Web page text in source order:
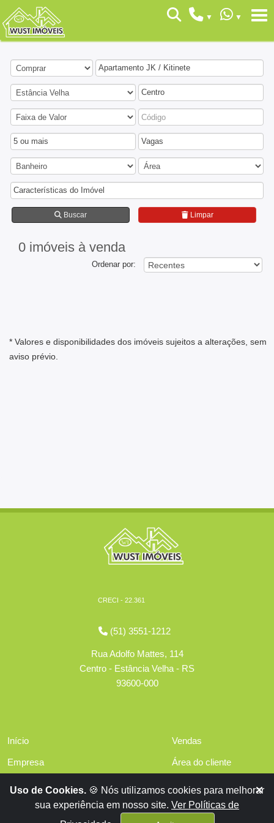
Apartamento JK / Kitinete
Centro
5 ou mais Vagas
Características do Imóvel
Buscar Limpar
0 imóveis à venda
Ordenar por:
* Valores e disponibilidades dos imóveis sujeitos a alterações, sem
aviso prévio.
CRECI - 22.361
(51) 3551-1212
Rua Adolfo Mattes, 114
Centro - Estância Velha - RS
93600-000
Início
Empresa
Financiamentos
Vendas
Área do cliente
Contato
Uso de Cookies. 🍪 Nós utilizamos cookies para melhorar
sua experiência em nosso site. Ver Políticas de